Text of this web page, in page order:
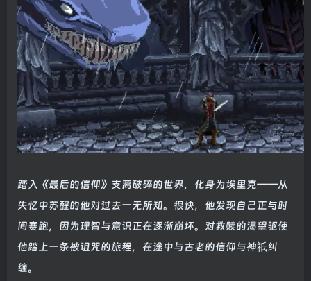
踏入《最后的信仰》支离破碎的世界，化身为埃里克——从
失忆中苏醒的他对过去一无所知。很快，他发现自己正与时
间赛跑，因为理智与意识正在逐渐崩坏。对救赎的渴望驱使
他踏上一条被诅咒的旅程，在途中与古老的信仰与神祇纠
缠。